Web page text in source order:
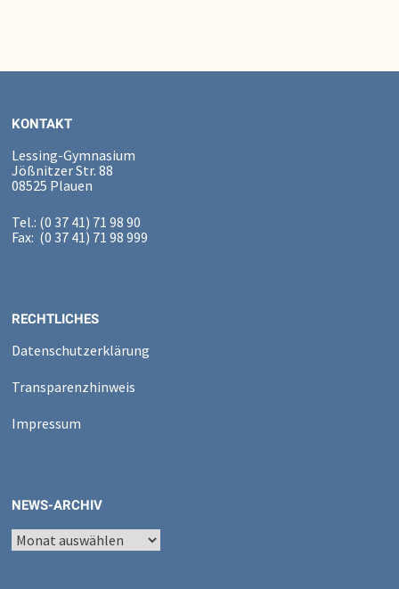
KONTAKT
Lessing-Gymnasium
Jößnitzer Str. 88
08525 Plauen
Tel.: (0 37 41) 71 98 90
Fax: (0 37 41) 71 98 999
RECHTLICHES
Datenschutzerklärung
Transparenzhinweis
Impressum
NEWS-ARCHIV
News-
Archiv